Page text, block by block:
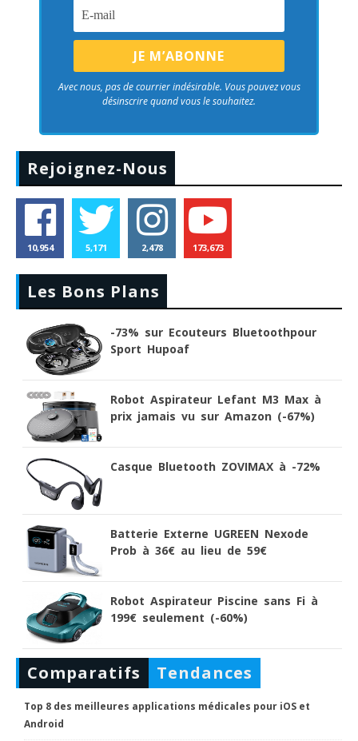
Avec nous, pas de courrier indésirable. Vous pouvez vous
désinscrire quand vous le souhaitez.
Rejoignez-Nous
10,954 5,171 2,478 173,673
Les Bons Plans
-73% sur Ecouteurs Bluetoothpour
Sport Hupoaf
Robot Aspirateur Lefant M3 Max à
prix jamais vu sur Amazon (-67%)
Casque Bluetooth ZOVIMAX à -72%
Batterie Externe UGREEN Nexode
Prob à 36€ au lieu de 59€
Robot Aspirateur Piscine sans Fi à
199€ seulement (-60%)
Comparatifs Tendances
Top 8 des meilleures applications médicales pour iOS et
Android